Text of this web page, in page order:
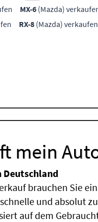
MX-6 (Mazda)
RX-8 (Mazda) verkaufen
mein
Deutschland
brauchen Sie
und absolut
auf dem